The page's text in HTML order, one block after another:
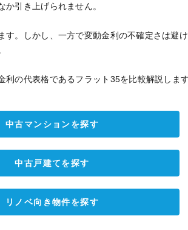
引き上げられません。
す。しかし、一方で変動金利の不確定さは避
利の代表格であるフラット35を比較解説しま
中古マンションを探す
中古戸建てを探す
リノベ向き物件を探す